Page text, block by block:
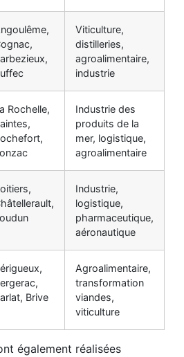
Viticulture,
distilleries,
agroalimentaire,
industrie
Rochelle,
Industrie des
produits de la
mer, logistique,
agroalimentaire
Industrie,
logistique,
pharmaceutique,
aéronautique
Brive
Agroalimentaire,
transformation
viandes,
viticulture
également réalisées